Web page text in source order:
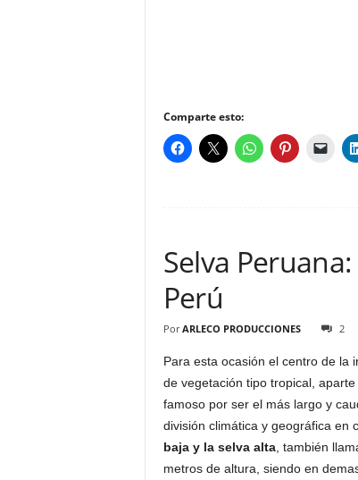
Comparte esto:
Selva
Perú
Por ARLECO PRODUCCIONES 2
Para esta ocasión el centro de la
de vegetación tipo tropical,
famoso por ser el más largo y
división climática y geográfica en
baja y la selva alta, también
metros de altura, siendo en